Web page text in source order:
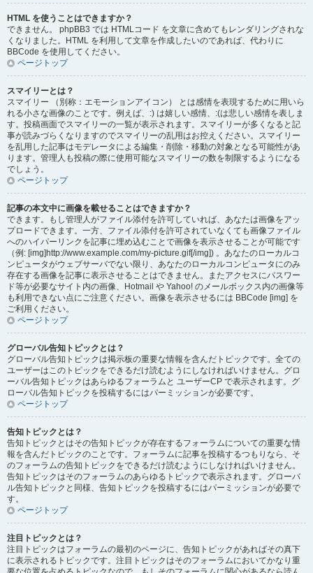
HTML を使うことはできますか？
できません。 phpBB3 では HTMLコード を文章に含めてもレンダリングされな
くなりました。HTML を利用して文章を作成したいのであれば、代わりに
BBCode を使用してください。
ページトップ
スマイリーとは？
スマイリー （別称：エモーションアイコン） とは感情を表現するために用いら
れる小さな画像のことです。例えば、:) は嬉しい感情、:(は悲しい感情を表しま
す。投稿画面でスマイリーの一覧が表示されます。スマイリーが多くなると記
事が読みづらくなりますのでスマイリーの乱用はお控えください。スマイリー
を乱用した記事はモデレータによる編集・削除・移動の対象となる可能性があ
ります。管理人も投稿の際に使用可能なスマイリーの数を制限するようになる
でしょう。
ページトップ
記事の本文中に画像を載せることはできますか？
できます。もし管理人がファイル添付を許可していれば、あなたは画像をアッ
プロードできます。一方、ファイル添付を許可されていなくても画像ファイル
へのハイパーリンクを記事に埋め込むことで画像を表示させることが可能です
（例: [img]http://www.example.com/my-picture.gif[/img]) 。あなたのローカルコ
ンピュータがウェブサーバでない限り、あなたのローカルコンピュータにのみ
存在する画像を記事に表示させることはできません。またアクセスにパスワー
ド等が必要なサイト内の画像、Hotmail や Yahoo! のメールボックス内の画像等
も利用できない点にご注意ください。画像を表示させるには BBCode [img] を
ご利用ください。
ページトップ
グローバル告知トピックとは？
グローバル告知トピックは掲示板の重要な情報を含んだトピックです。全ての
ユーザーはこのトピックをできるだけ読むようにしなければいけません。グロ
ーバル告知トピックはあらゆるフォーラムと ユーザーCP で表示されます。グ
ローバル告知トピックを投稿するにはパーミッションが必要です。
ページトップ
告知トピックとは？
告知トピックとはその告知トピックが存在するフォーラムについての重要な情
報を含んだトピックのことです。フォーラムに記事を投稿するつもりなら、そ
のフォーラムの告知トピックをできるだけ読むようにしなければいけません。
告知トピックはそのフォーラムのあらゆるトピックで表示されます。グローバ
ル告知トピックと同様、告知トピックを投稿するにはパーミッションが必要で
す。
ページトップ
注目トピックとは？
注目トピックはフォーラムの最初のページに、告知トピックがあればその真下
に表示されるトピックです。注目トピックはそのフォーラムにおいてかなり重